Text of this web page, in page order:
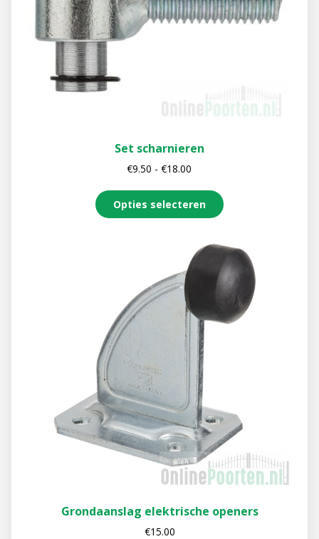
Set scharnieren
€9.50 - €18.00
Opties selecteren
Grondaanslag elektrische openers
€15.00